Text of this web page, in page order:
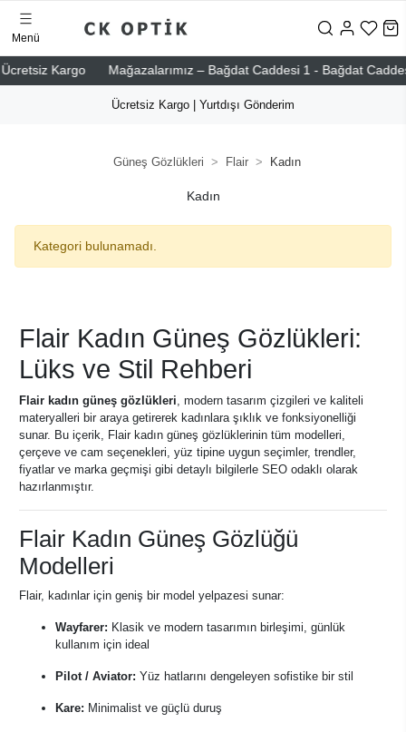
Kargo Mağazalarımız – Bağdat Caddesi 1 - Bağdat
Menü
Ücretsiz Kargo | Yurtdışı Gönderim
Güneş Gözlükleri Flair Kadın
Kadın
Kategori bulunamadı.
Flair Kadın Güneş Gözlükleri:
Lüks ve Stil Rehberi
Flair kadın güneş gözlükleri, modern tasarım çizgileri ve kaliteli
materyalleri bir araya getirerek kadınlara şıklık ve fonksiyonelliği
sunar. Bu içerik, Flair kadın güneş gözlüklerinin tüm modelleri,
çerçeve ve cam seçenekleri, yüz tipine uygun seçimler, trendler,
fiyatlar ve marka geçmişi gibi detaylı bilgilerle SEO odaklı olarak
hazırlanmıştır.
Flair Kadın Güneş Gözlüğü
Modelleri
Flair, kadınlar için geniş bir model yelpazesi sunar:
Wayfarer: Klasik ve modern tasarımın birleşimi, günlük
kullanım için ideal
Pilot / Aviator: Yüz hatlarını dengeleyen sofistike bir stil
Kare: Minimalist ve güçlü duruş